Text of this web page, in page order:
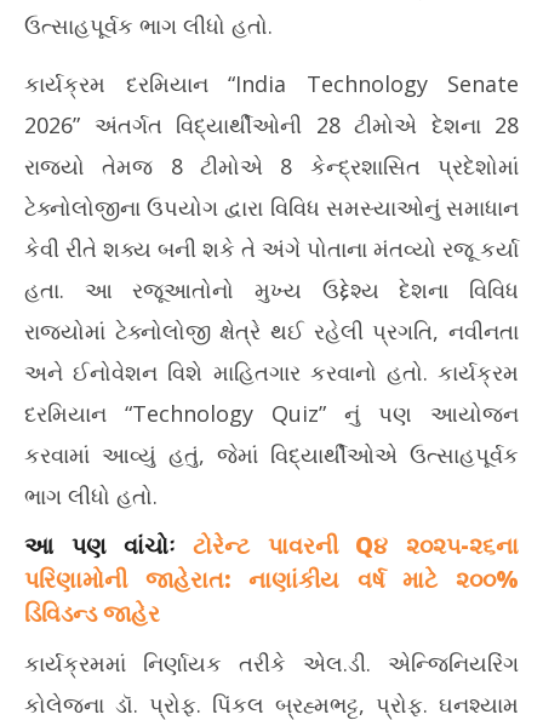
May
13,
2026
13,
ઉત્સાહપૂર્વક ભાગ લીધો હતો.
કાર્યક્રમ દરમિયાન “India Technology Senate
2026” અંતર્ગત વિદ્યાર્થીઓની 28 ટીમોએ દેશના 28
રાજ્યો તેમજ 8 ટીમોએ 8 કેન્દ્રશાસિત પ્રદેશોમાં
ટેક્નોલોજીના ઉપયોગ દ્વારા વિવિધ સમસ્યાઓનું સમાધાન
કેવી રીતે શક્ય બની શકે તે અંગે પોતાના મંતવ્યો રજૂ કર્યા
હતા. આ રજૂઆતોનો મુખ્ય ઉદ્દેશ્ય દેશના વિવિધ
રાજ્યોમાં ટેક્નોલોજી ક્ષેત્રે થઈ રહેલી પ્રગતિ, નવીનતા
અને ઈનોવેશન વિશે માહિતગાર કરવાનો હતો. કાર્યક્રમ
દરમિયાન “Technology Quiz” નું પણ આયોજન
કરવામાં આવ્યું હતું, જેમાં વિદ્યાર્થીઓએ ઉત્સાહપૂર્વક
ભાગ લીધો હતો.
આ પણ વાંચોઃ ટોરેન્ટ પાવરની Q૪ ૨૦૨૫-૨૬ના
પરિણામોની જાહેરાત: નાણાંકીય વર્ષ માટે ૨૦૦%
ડિવિડન્ડ જાહેર
કાર્યક્રમમાં નિર્ણાયક તરીકે એલ.ડી. એન્જિનિયરિંગ
કોલેજના ડૉ. પ્રોફ. પિંકલ બ્રહ્મભટ્ટ, પ્રોફ. ઘનશ્યામ